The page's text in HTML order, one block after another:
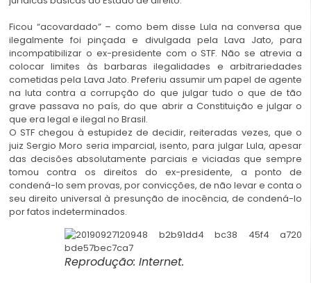
Ficou “acovardado” – como bem disse Lula na conversa que
ilegalmente foi pinçada e divulgada pela Lava Jato, para
incompatibilizar o ex-presidente com o STF. Não se atrevia a
colocar limites às barbaras ilegalidades e arbitrariedades
cometidas pela Lava Jato. Preferiu assumir um papel de agente
na luta contra a corrupção do que julgar tudo o que de tão
grave passava no país, do que abrir a Constituição e julgar o
que era legal e ilegal no Brasil.
O STF chegou à estupidez de decidir, reiteradas vezes, que o
juiz Sergio Moro seria imparcial, isento, para julgar Lula, apesar
das decisões absolutamente parciais e viciadas que sempre
tomou contra os direitos do ex-presidente, a ponto de
condená-lo sem provas, por convicções, de não levar e conta o
seu direito universal à presunção de inocência, de condená-lo
por fatos indeterminados.
Reprodução: Internet.